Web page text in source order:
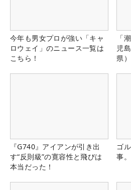
今年も男女プロが強い「キャ
ロウェイ」のニュース一覧は
こちら！
「
児
県
『G740』アイアンが引き出
す“反則級”の寛容性と飛びは
本当だった！
ゴ
事